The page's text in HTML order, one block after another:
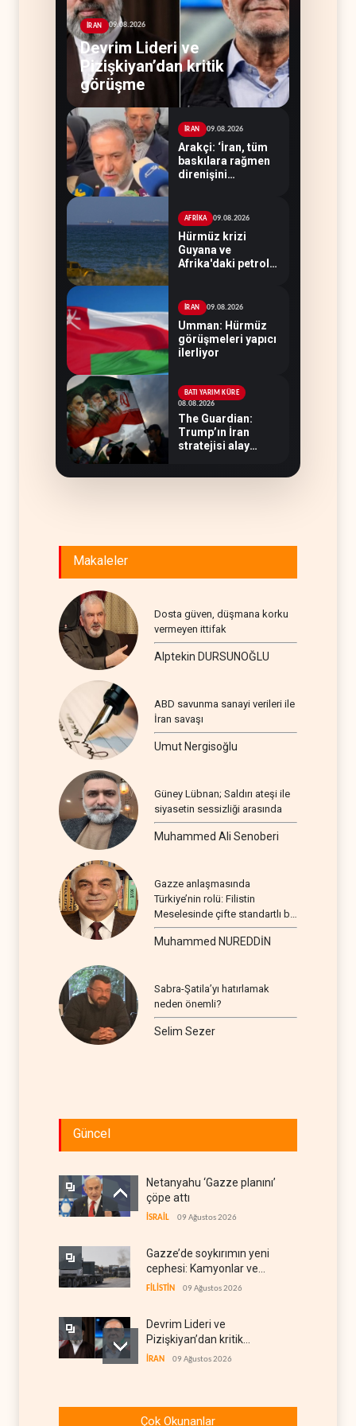
İRAN 09.08.2026
Devrim Lideri ve
Pizişkiyan’dan kritik
görüşme
İRAN 09.08.2026
Arakçi: ‘İran, tüm
baskılara rağmen
direnişini
AFRİKA 09.08.2026
Hürmüz krizi
Guyana ve
Afrika'daki petrol
İRAN 09.08.2026
Umman: Hürmüz
görüşmeleri yapıcı
ilerliyor
BATI YARIM KÜRE
08.08.2026
The Guardian:
Trump’ın İran
stratejisi alay
Makaleler
Dosta güven, düşmana korku
vermeyen ittifak
Alptekin DURSUNOĞLU
ABD savunma sanayi verileri ile
İran savaşı
Umut Nergisoğlu
Güney Lübnan; Saldırı ateşi ile
siyasetin sessizliği arasında
Muhammed Ali Senoberi
Gazze anlaşmasında
Türkiye’nin rolü: Filistin
Meselesinde çifte standartlı bir
seyir
Muhammed NUREDDİN
Sabra-Şatila’yı hatırlamak
neden önemli?
Selim Sezer
Güncel
Netanyahu ‘Gazze planını’
çöpe attı
İSRAİL 09 Ağustos 2026
Gazze’de soykırımın yeni
cephesi: Kamyonlar ve
sürücüler de hedefte
FİLİSTİN 09 Ağustos 2026
Devrim Lideri ve
Pizişkiyan’dan kritik
görüşme
İRAN 09 Ağustos 2026
güçlere büyük operasyon
Çok Okunanlar